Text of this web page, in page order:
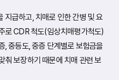
지급하고, 치매로 인한 간병 및 요
로 CDR 척도(임상치매평가척도)
, 중등도, 중증 단계별로 보험금을
춰 보장하기 때문에 치매 관련 보